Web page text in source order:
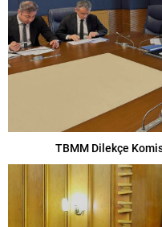
TBMM Dilekçe